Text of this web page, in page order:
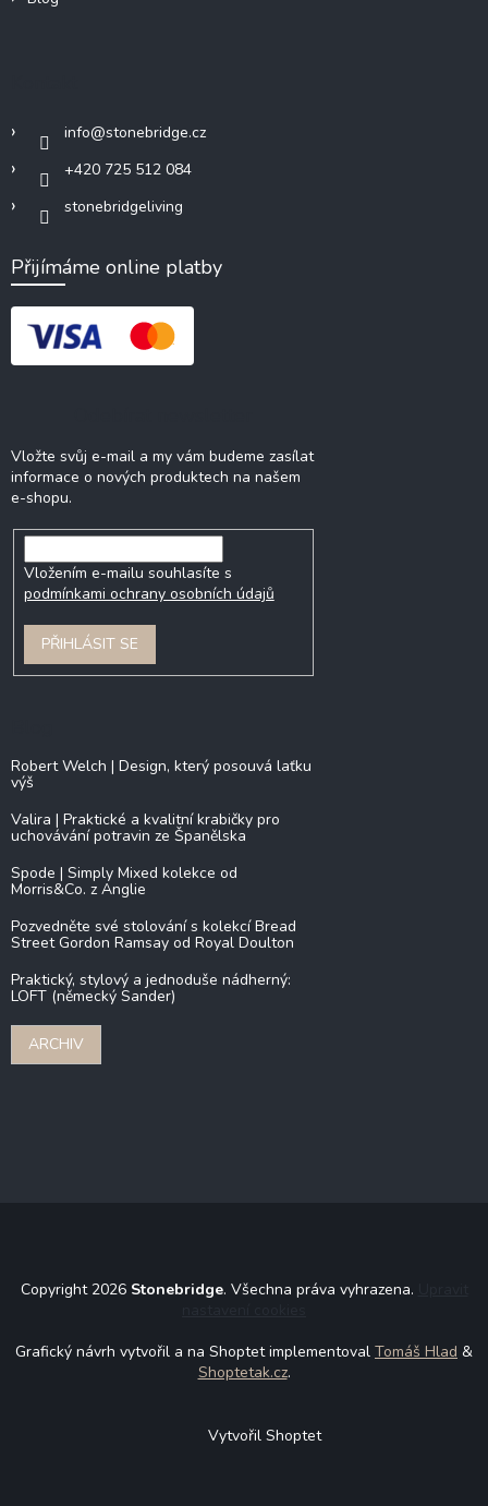
info@stonebridge.cz
+420 725 512 084
stonebridgeliving
Přijímáme online platby
Vložte svůj e-mail a my vám budeme zasílat
informace o nových produktech na našem
e-shopu.
Vložením e-mailu souhlasíte s
podmínkami ochrany osobních údajů
PŘIHLÁSIT SE
Robert Welch | Design, který posouvá laťku
výš
Valira | Praktické a kvalitní krabičky pro
uchovávání potravin ze Španělska
Spode | Simply Mixed kolekce od
Morris&Co. z Anglie
Pozvedněte své stolování s kolekcí Bread
Street Gordon Ramsay od Royal Doulton
Praktický, stylový a jednoduše nádherný:
LOFT (německý Sander)
ARCHIV
Copyright 2026 Stonebridge. Všechna práva vyhrazena.
Grafický návrh vytvořil a na Shoptet implementoval Tomáš Hlad &
Shoptetak.cz.
Vytvořil Shoptet